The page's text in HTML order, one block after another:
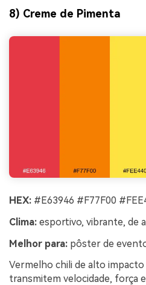
8) Creme de Pimenta
HEX: #E63946 #F77F00
Clima: esportivo, vibrante, de
Melhor para: pôster de
Vermelho chili de alto impacto
transmitem velocidade, força